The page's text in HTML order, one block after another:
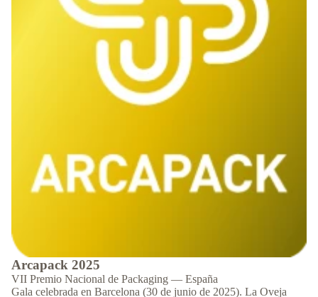
Arcapack 2025
VII Premio Nacional de Packaging — España
Gala celebrada en Barcelona (30 de junio de 2025). La Oveja